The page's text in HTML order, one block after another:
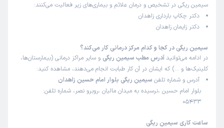
سیمین ریگی در تشخیص و درمان علائم و بیماری‌های زیر فعالیت می‌کنند:
دکتر چکاپ بارداری زاهدان
دکتر زایمان زاهدان
سیمین ریگی در کجا و کدام مرکز درمانی کار می‌کند؟
در ادامه می‌توانید آدرس مطب سیمین ریگی و سایر مراکز درمانی (بیمارستان‌ها،
کلینیک‌ها و …) که ایشان در آن کار طبابت انجام می‌دهند، مشاهده کنید:
آدرس و شماره تلفن سیمین ریگی بلوار امام حسین زاهدان
بلوار امام حسین ،نرسیده به میدان مالیان ،روبرو نصر، شماره تلفن:
05433
ساعت کاری سیمین ریگی